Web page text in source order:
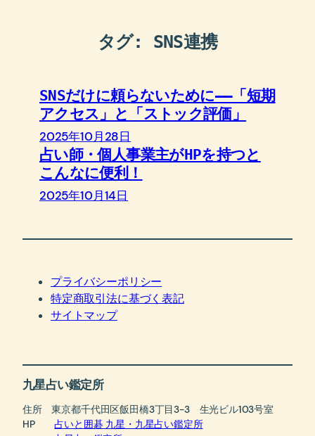
タグ: SNS連携
SNSだけに頼らないために――「短期
アクセス」と「ストック評価」
2025年10月28日
占い師・個人事業主がHPを持つと
こんなに便利！
2025年10月14日
プライバシーポリシー
特定商取引法に基づく表記
サイトマップ
九星占い鑑定所
住所 東京都千代田区飯田橋3丁目3-3 生光ビル103号室
HP占いと囲碁 九星・九星占い鑑定所